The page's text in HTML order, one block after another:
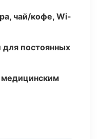
чай/кофе, Wi-
для постоянных
медицинским